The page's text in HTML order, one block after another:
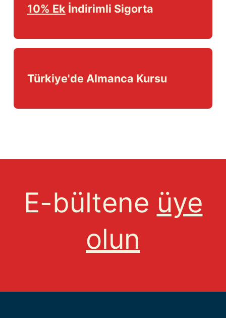
10% Ek İndirimli Sigorta
Türkiye'de Almanca Kursu
E-bültene üye
olun